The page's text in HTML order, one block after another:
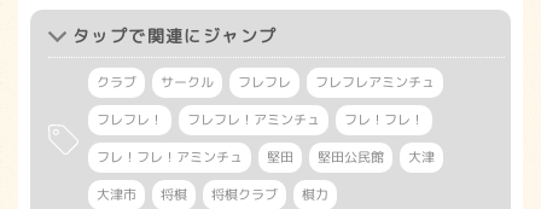
タップで関連にジャンプ
クラブ サークル フレフレ
フレフレアミンチュ
フレフレ！
フレフレ！アミンチュ
フレ！フレ！
フレ！フレ！アミンチュ
堅田 堅田公民館
大津
大津市
将棋 将棋クラブ 棋力